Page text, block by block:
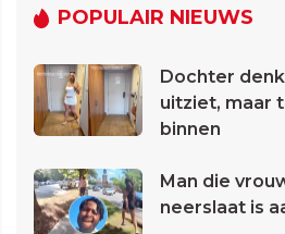
POPULAIR NIEUWS
Dochter
uitziet, maar
binnen
Man die
neerslaat is